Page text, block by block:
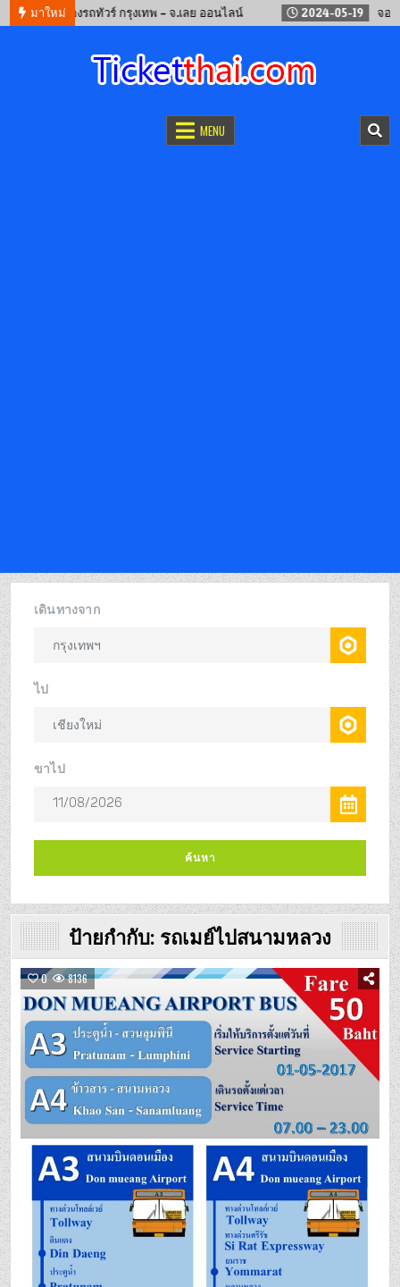
มาใหม่
จองรถทัวร์ กรุงเทพ – จ.เลย ออนไลน์ 2024-05-19 จองตั๋วรถ
MENU
ป้ายกำกับ: รถเมย์ไปสนามหลวง
0 8136